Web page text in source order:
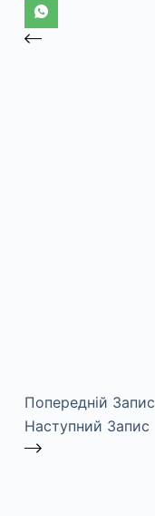
Попередній Запис
Наступний Запис